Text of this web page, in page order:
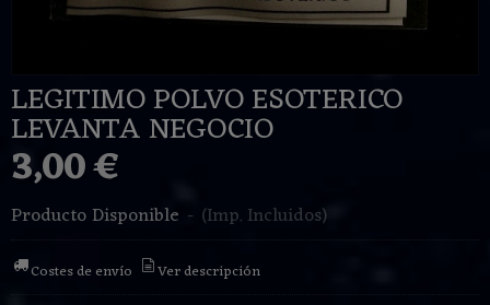
LEGITIMO POLVO ESOTERICO
LEVANTA NEGOCIO
3,00 €
Producto Disponible - (Imp. Incluidos)
Costes de envío Ver descripción